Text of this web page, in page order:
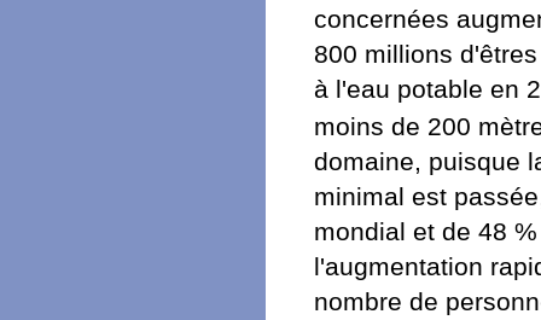
concernées
800 millions
à l'eau potable en
moins de 200
domaine, puisque
minimal est
mondial et de 48
l'augmentation
nombre de